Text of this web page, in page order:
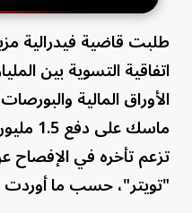
طلبت قاضية فيدرالية
اتفاقية التسوية بين
الأوراق المالية
ماسك
تزعم تأخره في
"تويتر"، حسب ما